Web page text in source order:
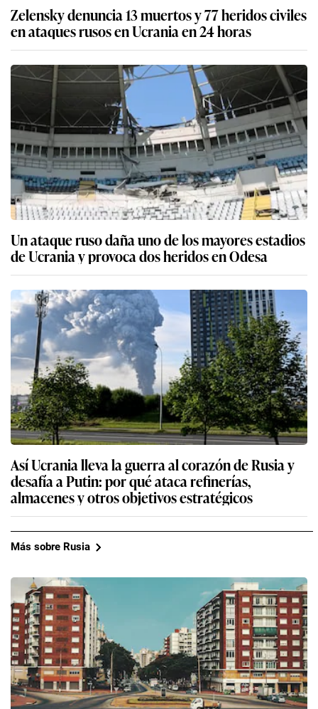
Zelensky denuncia 13 muertos y 77 heridos civiles
en ataques rusos en Ucrania en 24 horas
Un ataque ruso daña uno de los mayores estadios
de Ucrania y provoca dos heridos en Odesa
Así Ucrania lleva la guerra al corazón de Rusia y
desafía a Putin: por qué ataca refinerías,
almacenes y otros objetivos estratégicos
Más sobre Rusia